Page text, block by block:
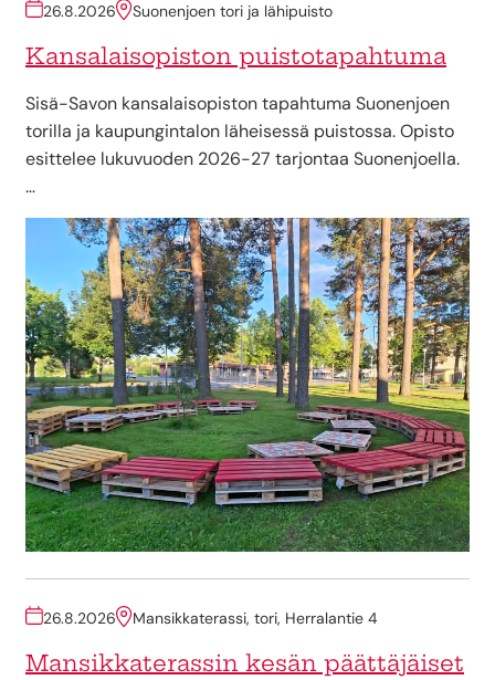
26.8.2026 Suonenjoen tori ja lähipuisto
Kansalaisopiston puistotapahtuma
Sisä-Savon kansalaisopiston tapahtuma Suonenjoen
torilla ja kaupungintalon läheisessä puistossa. Opisto
esittelee lukuvuoden 2026-27 tarjontaa Suonenjoella.
…
26.8.2026 Mansikkaterassi, tori, Herralantie 4
Mansikkaterassin kesän päättäjäiset